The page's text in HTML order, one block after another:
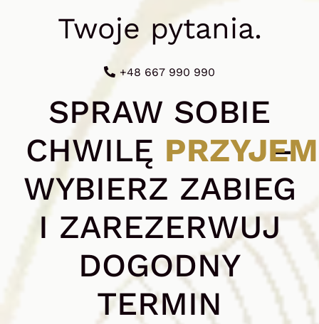
Twoje pytania.
+48 667 990 990
SPRAW SOBIE
CHWILĘ
–
WYBIERZ ZABIEG
I ZAREZERWUJ
DOGODNY
TERMIN